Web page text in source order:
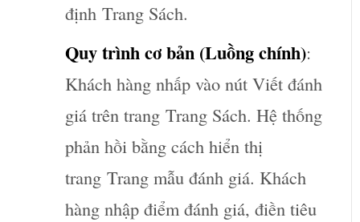
địnhTrang Sách.
Quy trình cơ bản (Luồng chính):
Khách hàng nhấp vào nút Viết đánh
giá trên trangTrang Sách. Hệ thống
phản hồi bằng cách hiển thị
trangTrang mẫu đánh giá. Khách
hàng nhập điểm đánh giá, điền tiêu